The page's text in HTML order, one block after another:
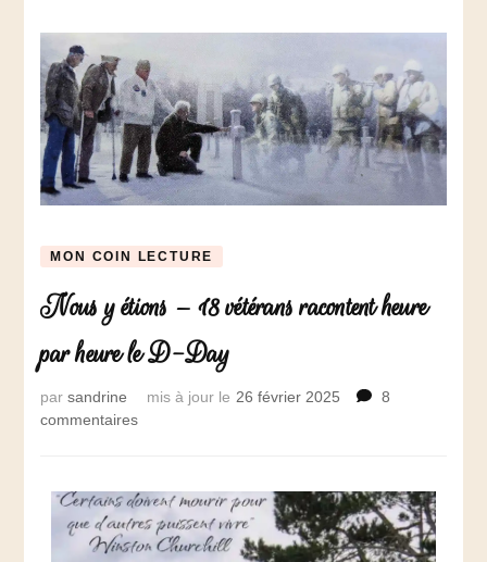
MON COIN LECTURE
Nous y étions – 18 vétérans racontent heure
par heure le D-Day
parsandrine mis à jour le 26 février 2025
8
commentaires